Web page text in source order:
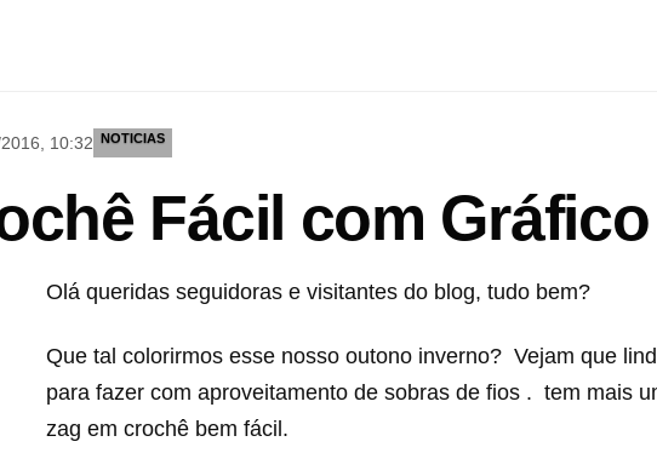
10:32 NOTICIAS
Fácil com Gráfico
Olá queridas seguidoras e visitantes do blog, tudo bem?
Que tal colorirmos esse nosso outono inverno? Vejam que
para fazer com aproveitamento de sobras de fios . tem mais
zag em crochê bem fácil.